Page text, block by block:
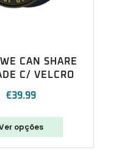
CAN SHARE
C/ VELCRO
€39.99
opções